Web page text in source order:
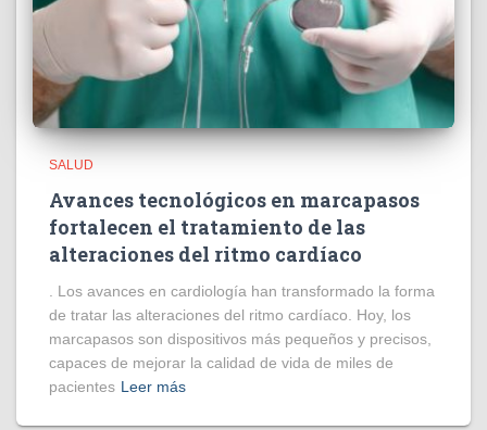
SALUD
Avances tecnológicos en marcapasos
fortalecen el tratamiento de las
alteraciones del ritmo cardíaco
. Los avances en cardiología han transformado la forma
de tratar las alteraciones del ritmo cardíaco. Hoy, los
marcapasos son dispositivos más pequeños y precisos,
capaces de mejorar la calidad de vida de miles de
pacientes Leer más